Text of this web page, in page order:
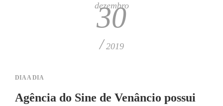
dezembro
30
/ 2019
DIA A DIA
Agência do Sine de Venâncio possui